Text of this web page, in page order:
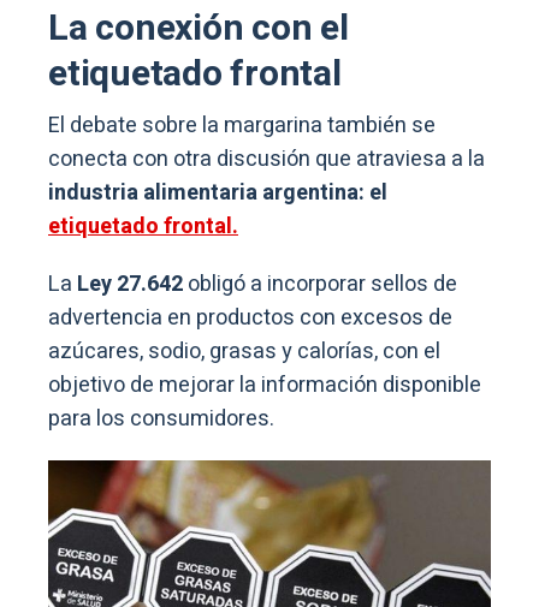
La conexión con el
etiquetado frontal
El debate sobre la margarina también se
conecta con otra discusión que atraviesa a la
industria alimentaria argentina: el
etiquetado frontal.
La Ley 27.642obligó a incorporar sellos de
advertencia en productos con excesos de
azúcares, sodio, grasas y calorías, con el
objetivo de mejorar la información disponible
para los consumidores.